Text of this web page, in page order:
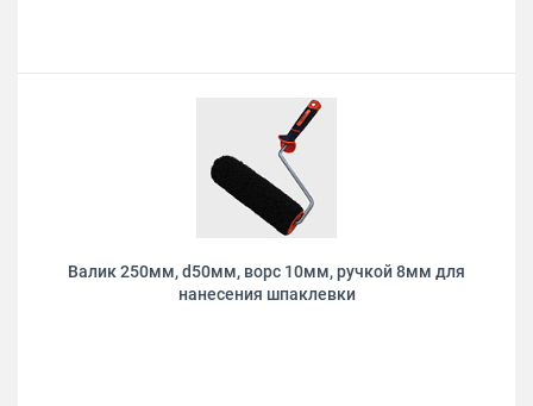
Валик 250мм, d50мм, ворс 10мм, ручкой 8мм для
нанесения шпаклевки